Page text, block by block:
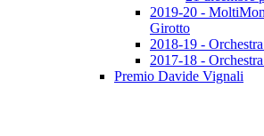
2019-20 -
Girotto
2018-19 -
2017-18 -
Premio Davide Vignali